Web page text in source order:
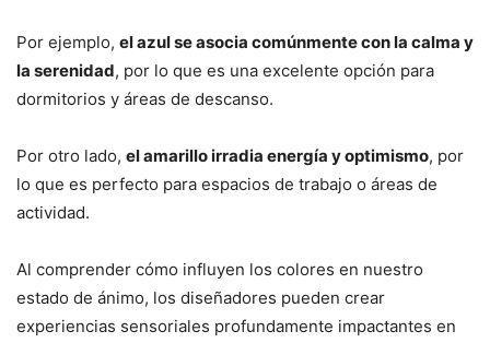
Por ejemplo, el azul se asocia comúnmente con la calma y
la serenidad, por lo que es una excelente opción para
dormitorios y áreas de descanso.
Por otro lado, el amarillo irradia energía y optimismo, por
lo que es perfecto para espacios de trabajo o áreas de
actividad.
Al comprender cómo influyen los colores en nuestro
estado de ánimo, los diseñadores pueden crear
experiencias sensoriales profundamente impactantes en